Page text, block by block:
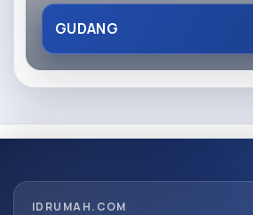
GUDANG
IDRUMAH.COM